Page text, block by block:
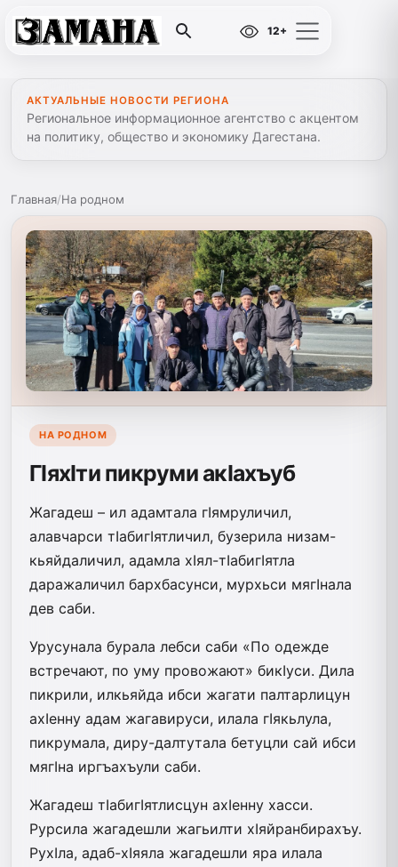
12+
АКТУАЛЬНЫЕ НОВОСТИ РЕГИОНА
Региональное информационное агентство с акцентом
на политику, общество и экономику Дагестана.
Главная/На родном
НА РОДНОМ
ГIяхIти пикруми акIахъуб
Жагадеш – ил адамтала гIямруличил,
алавчарси тIабигIятличил, бузерила низам-
кьяйдаличил, адамла хIял-тIабигIятла
даражаличил бархбасунси, мурхьси мягIнала
дев саби.
Урусунала бурала лебси саби «По одежде
встречают, по уму провожают» бикIуси. Дила
пикрили, илкьяйда ибси жагати палтарлицун
ахIенну адам жагавируси, илала гIякьлула,
пикрумала, диру-далтутала бетуцли сай ибси
мягIна иргъахъули саби.
Жагадеш тIабигIятлисцун ахIенну хасси.
Рурсила жагадешли жагьилти хIяйранбирахъу.
РухIла, адаб-хIяяла жагадешли яра илала